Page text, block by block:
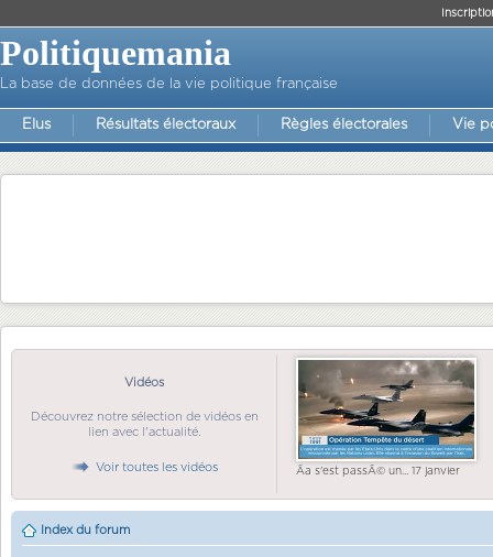
Politiquemania
La base de données de la vie politique française
Elus Résultats électoraux Règles électorales Vie
Vidéos
Découvrez notre sélection de vidéos en
lien avec l'actualité.
Voir toutes les vidéos Ãa s'est passÃ© un... 17 janvier
Index du forum